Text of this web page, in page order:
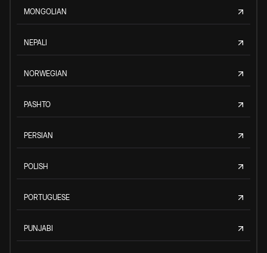
MONGOLIAN
NEPALI
NORWEGIAN
PASHTO
PERSIAN
POLISH
PORTUGUESE
PUNJABI